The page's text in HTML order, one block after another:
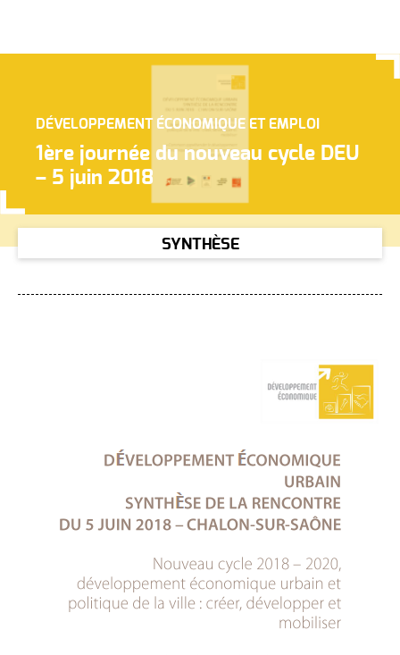
DÉVELOPPEMENT ÉCONOMIQUE ET EMPLOI
1ère journée du nouveau cycle DEU
– 5 juin 2018
SYNTHÈSE